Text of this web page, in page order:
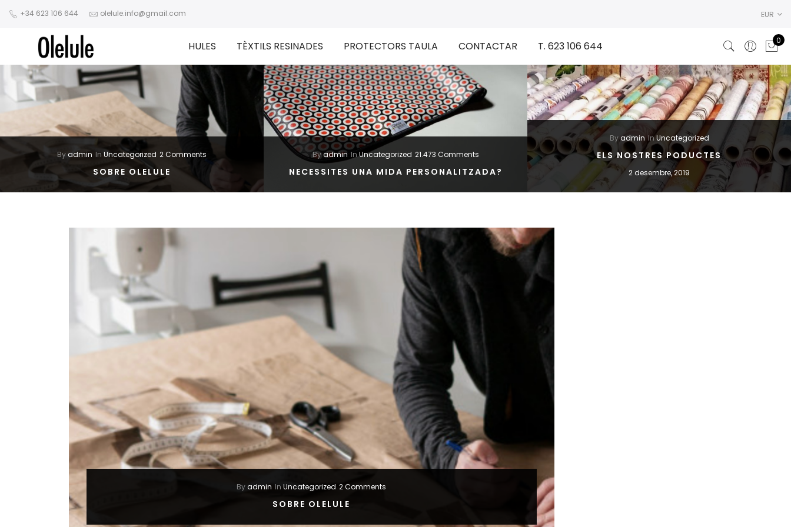
+34 623 106 644 olelule.info@gmail.com EUR
HULES TÈXTILS RESINADES PROTECTORS TAULA CONTACTAR T. 623 106 644 0
Byadmin In Uncategorized 2 Comments
SOBRE OLELULE
Byadmin InUncategorized 21.473 Comments
NECESSITES UNA MIDA PERSONALITZADA?
Byadmin InUncategorized
ELS NOSTRES PODUCTES
2 desembre, 2019
Byadmin InUncategorized 2 Comments
SOBRE OLELULE